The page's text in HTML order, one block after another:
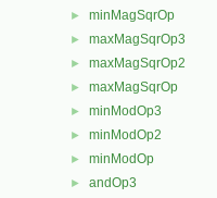
► minMagSqrOp
► maxMagSqrOp3
► maxMagSqrOp2
► maxMagSqrOp
► minModOp3
► minModOp2
► minModOp
► andOp3